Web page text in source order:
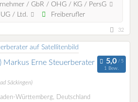
/ GbR / OHG / KG / PersG
/ Ltd.
Freiberufler
32
Markus Erne Steuerberater
1 Bew.
Säckingen)
Württemberg, Deutschland